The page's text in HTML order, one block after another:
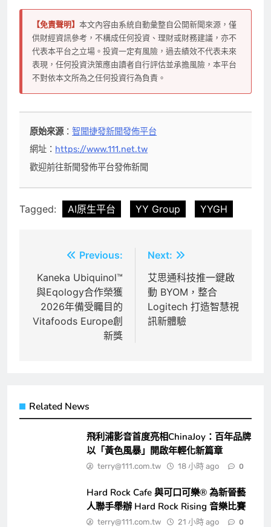
【免責聲明】 本文內容由系統自動彙整自公開新聞來源，僅
供財經資訊參考，不構成任何投資、理財或財務建議，亦不
代表本平台之立場。投資一定有風險，過去績效不代表未來
表現，任何投資決策應由讀者自行評估並承擔風險，本平台
不對依本文所為之任何投資行為負責。
原始來源：智聞捷發新聞發佈平台
網址： https://www.111.net.tw
歡迎前往新聞發佈平台發佈新聞
Tagged: AI原生平台 YY Group YYGH
章
導
覽
Previous:
Kaneka Ubiquinol™
與Eqology合作榮獲
2026年備受矚目的
Vitafoods Europe創
新獎
Next:
艾思通科技推一鍵啟
動 BYOM，整合
Logitech 打造智慧視
訊新體驗
Related News
飛利浦影音首度亮相ChinaJoy：百年品牌
以「黃色風暴」開啟年輕化新篇章
terry@111.com.tw 18 小時 ago 0
Hard Rock Cafe 與可口可樂® 為新晉藝
人聯手舉辦 Hard Rock Rising 音樂比賽
terry@111.com.tw 21 小時 ago 0